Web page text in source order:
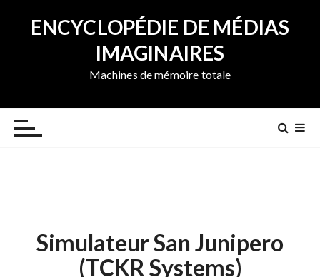
ENCYCLOPÉDIE DE MÉDIAS
IMAGINAIRES
Machines de mémoire totale
Simulateur San Junipero
(TCKR Systems)